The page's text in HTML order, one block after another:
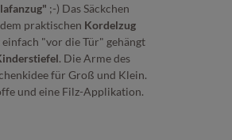
;-) Das Säckchen
praktischen Kordelzug
"vor die Tür" gehängt
. Die Arme des
für Groß und Klein.
und eine Filz-Applikation.